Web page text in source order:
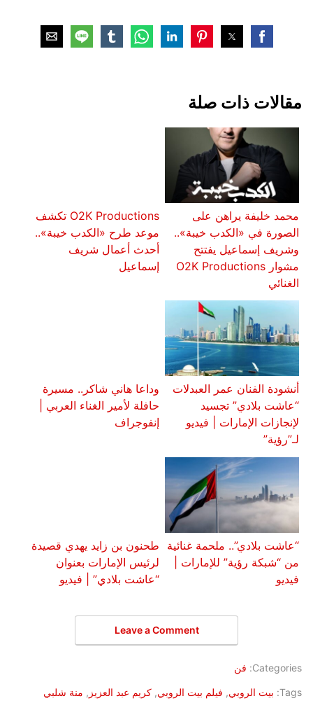
مقالات ذات صلة
محمد خليفة يراهن على
الصورة في «الكدب خيبة»..
وشريف إسماعيل يفتتح
مشوار O2K Productions
الغنائي
O2K Productions تكشف
موعد طرح «الكدب خيبة»..
أحدث أعمال شريف
إسماعيل
أنشودة الفنان عمر العبدلات
“عاشت بلادي” تجسيد
لإنجازات الإمارات | فيديو
لـ”رؤية”
وداعا هاني شاكر.. مسيرة
حافلة لأمير الغناء العربي |
إنفوجراف
“عاشت بلادي”.. ملحمة غنائية
من “شبكة رؤية” للإمارات |
فيديو
طحنون بن زايد يهدي قصيدة
لرئيس الإمارات بعنوان
“عاشت بلادي” | فيديو
Leave a Comment
Categories: فن
Tags: بيت الروبي, فيلم بيت الروبي, كريم عبد العزيز , منة شلبي